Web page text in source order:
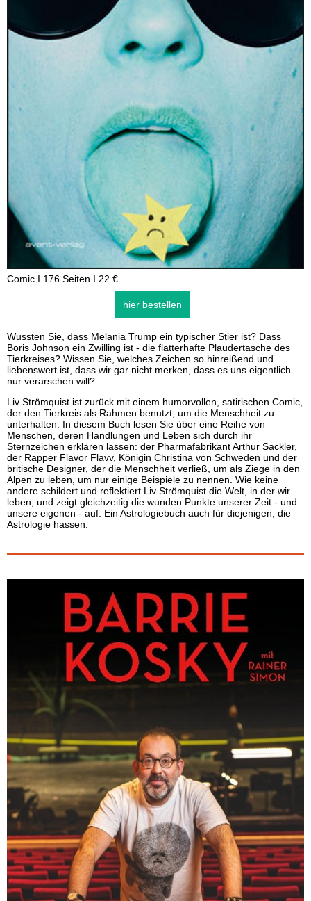
Comic I 176 Seiten I 22 €
hier bestellen
Wussten Sie, dass Melania Trump ein typischer Stier ist? Dass
Boris Johnson ein Zwilling ist - die flatterhafte Plaudertasche des
Tierkreises? Wissen Sie, welches Zeichen so hinreißend und
liebenswert ist, dass wir gar nicht merken, dass es uns eigentlich
nur verarschen will?
Liv Strömquist ist zurück mit einem humorvollen, satirischen Comic,
der den Tierkreis als Rahmen benutzt, um die Menschheit zu
unterhalten. In diesem Buch lesen Sie über eine Reihe von
Menschen, deren Handlungen und Leben sich durch ihr
Sternzeichen erklären lassen: der Pharmafabrikant Arthur Sackler,
der Rapper Flavor Flavv, Königin Christina von Schweden und der
britische Designer, der die Menschheit verließ, um als Ziege in den
Alpen zu leben, um nur einige Beispiele zu nennen. Wie keine
andere schildert und reflektiert Liv Strömquist die Welt, in der wir
leben, und zeigt gleichzeitig die wunden Punkte unserer Zeit - und
unsere eigenen - auf. Ein Astrologiebuch auch für diejenigen, die
Astrologie hassen.